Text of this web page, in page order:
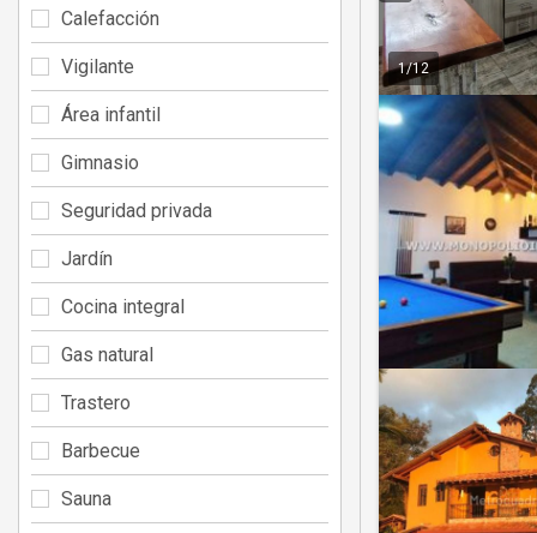
1/12
Calefacción
Vigilante
Área infantil
Gimnasio
Seguridad privada
Jardín
Cocina integral
Gas natural
Trastero
Barbecue
Sauna